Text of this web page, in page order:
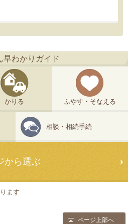
早わかりガイド
かりる ふやす・そなえる
相談・相続手続
から選ぶ
ます
ページ上部へ